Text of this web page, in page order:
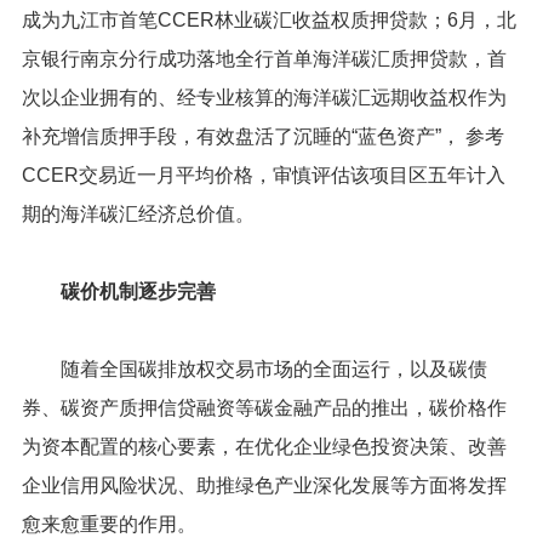
成为九江市首笔CCER林业碳汇收益权质押贷款；6月，北
京银行南京分行成功落地全行首单海洋碳汇质押贷款，首
次以企业拥有的、经专业核算的海洋碳汇远期收益权作为
补充增信质押手段，有效盘活了沉睡的“蓝色资产”， 参考
CCER交易近一月平均价格，审慎评估该项目区五年计入
期的海洋碳汇经济总价值。
碳价机制逐步完善
随着全国碳排放权交易市场的全面运行，以及碳债
券、碳资产质押信贷融资等碳金融产品的推出，碳价格作
为资本配置的核心要素，在优化企业绿色投资决策、改善
企业信用风险状况、助推绿色产业深化发展等方面将发挥
愈来愈重要的作用。